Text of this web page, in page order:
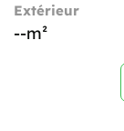
Extérieur
--m²